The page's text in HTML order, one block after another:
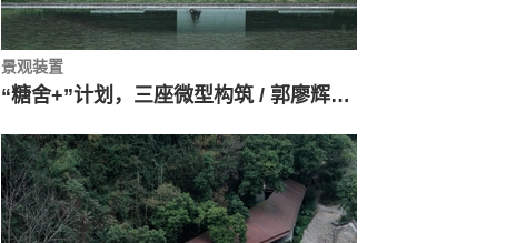
景观装置
“糖舍+”计划，三座微型构筑 / 郭廖辉工作室